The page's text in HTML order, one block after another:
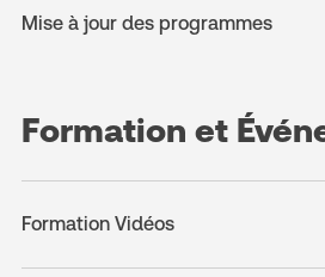
Mise à jour des programmes
Formation et
Formation Vidéos